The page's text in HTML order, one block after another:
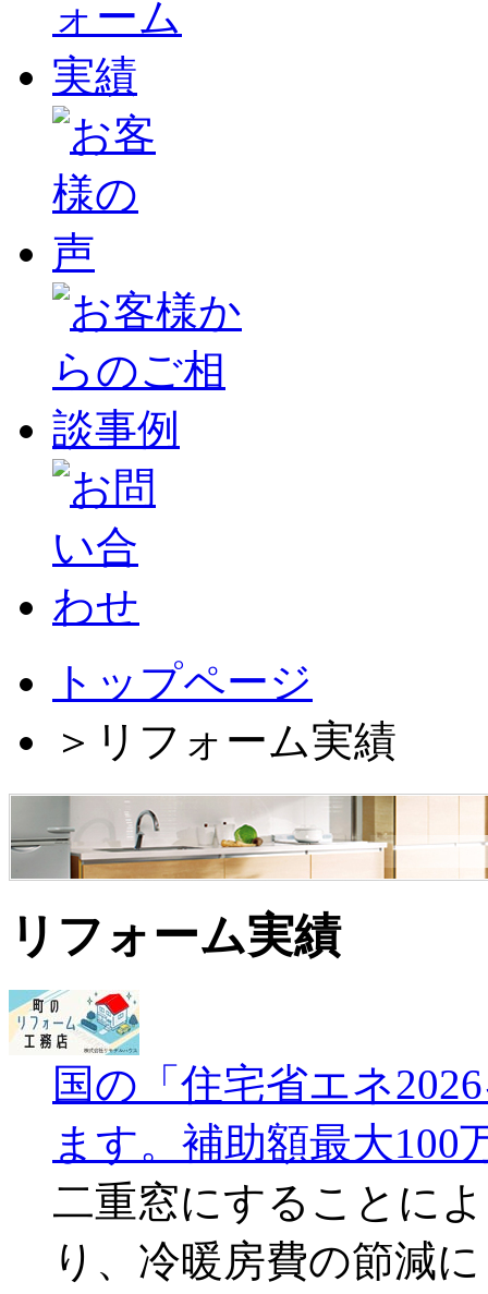
トップページ
＞ リフォーム実績
リフォーム実績
国の「住宅省エネ
ます。補助額最大100
二重窓にすることに
り、冷暖房費の節減